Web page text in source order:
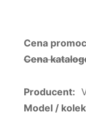
Cena
Cena
Producent:
Model /